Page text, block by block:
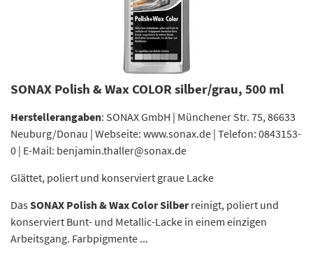
SONAX Polish & Wax COLOR silber/grau, 500 ml
Herstellerangaben: SONAX GmbH | Münchener Str. 75, 86633
Neuburg/Donau | Webseite: www.sonax.de | Telefon: 0843153-
0 | E-Mail: benjamin.thaller@sonax.de
Glättet, poliert und konserviert graue Lacke
DasSONAX Polish & Wax Color Silberreinigt, poliert und
konserviert Bunt- und Metallic-Lacke in einem einzigen
Arbeitsgang. Farbpigmente ...